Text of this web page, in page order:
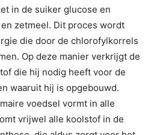
in de suiker glucose en
zetmeel. Dit proces wordt
die door de chlorofylkorrels
Op deze manier verkrijgt de
die hij nodig heeft voor de
waaruit hij is opgebouwd.
voedsel vormt in alle
vrijwel alle koolstof in de